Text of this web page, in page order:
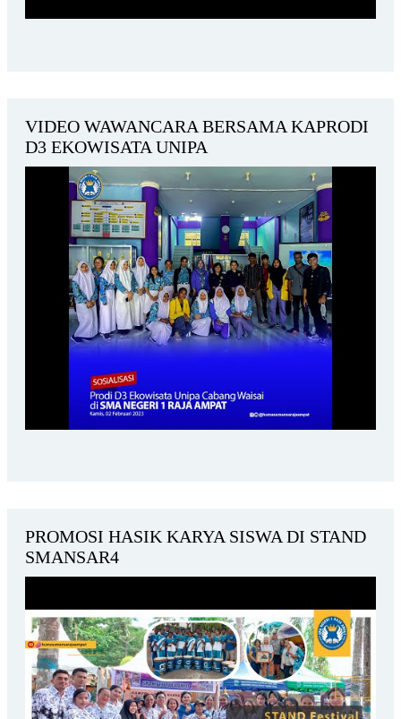
VIDEO WAWANCARA BERSAMA KAPRODI
D3 EKOWISATA UNIPA
PROMOSI HASIK KARYA SISWA DI STAND
SMANSAR4